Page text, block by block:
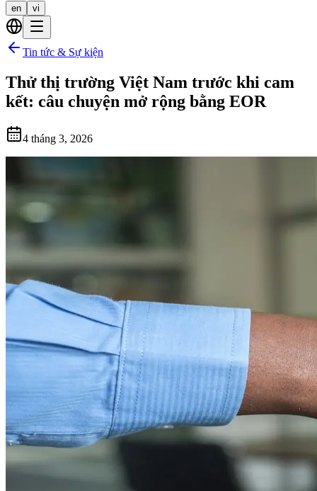
en vi
Tin tức & Sự kiện
Thử thị trường Việt Nam trước khi cam
kết: câu chuyện mở rộng bằng EOR
4 tháng 3, 2026